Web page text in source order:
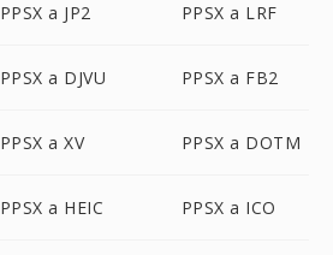
PPSX a JP2 PPSX a LRF
PPSX a DJVU PPSX a FB2
PPSX a XV PPSX a DOTM
PPSX a HEIC PPSX a ICO